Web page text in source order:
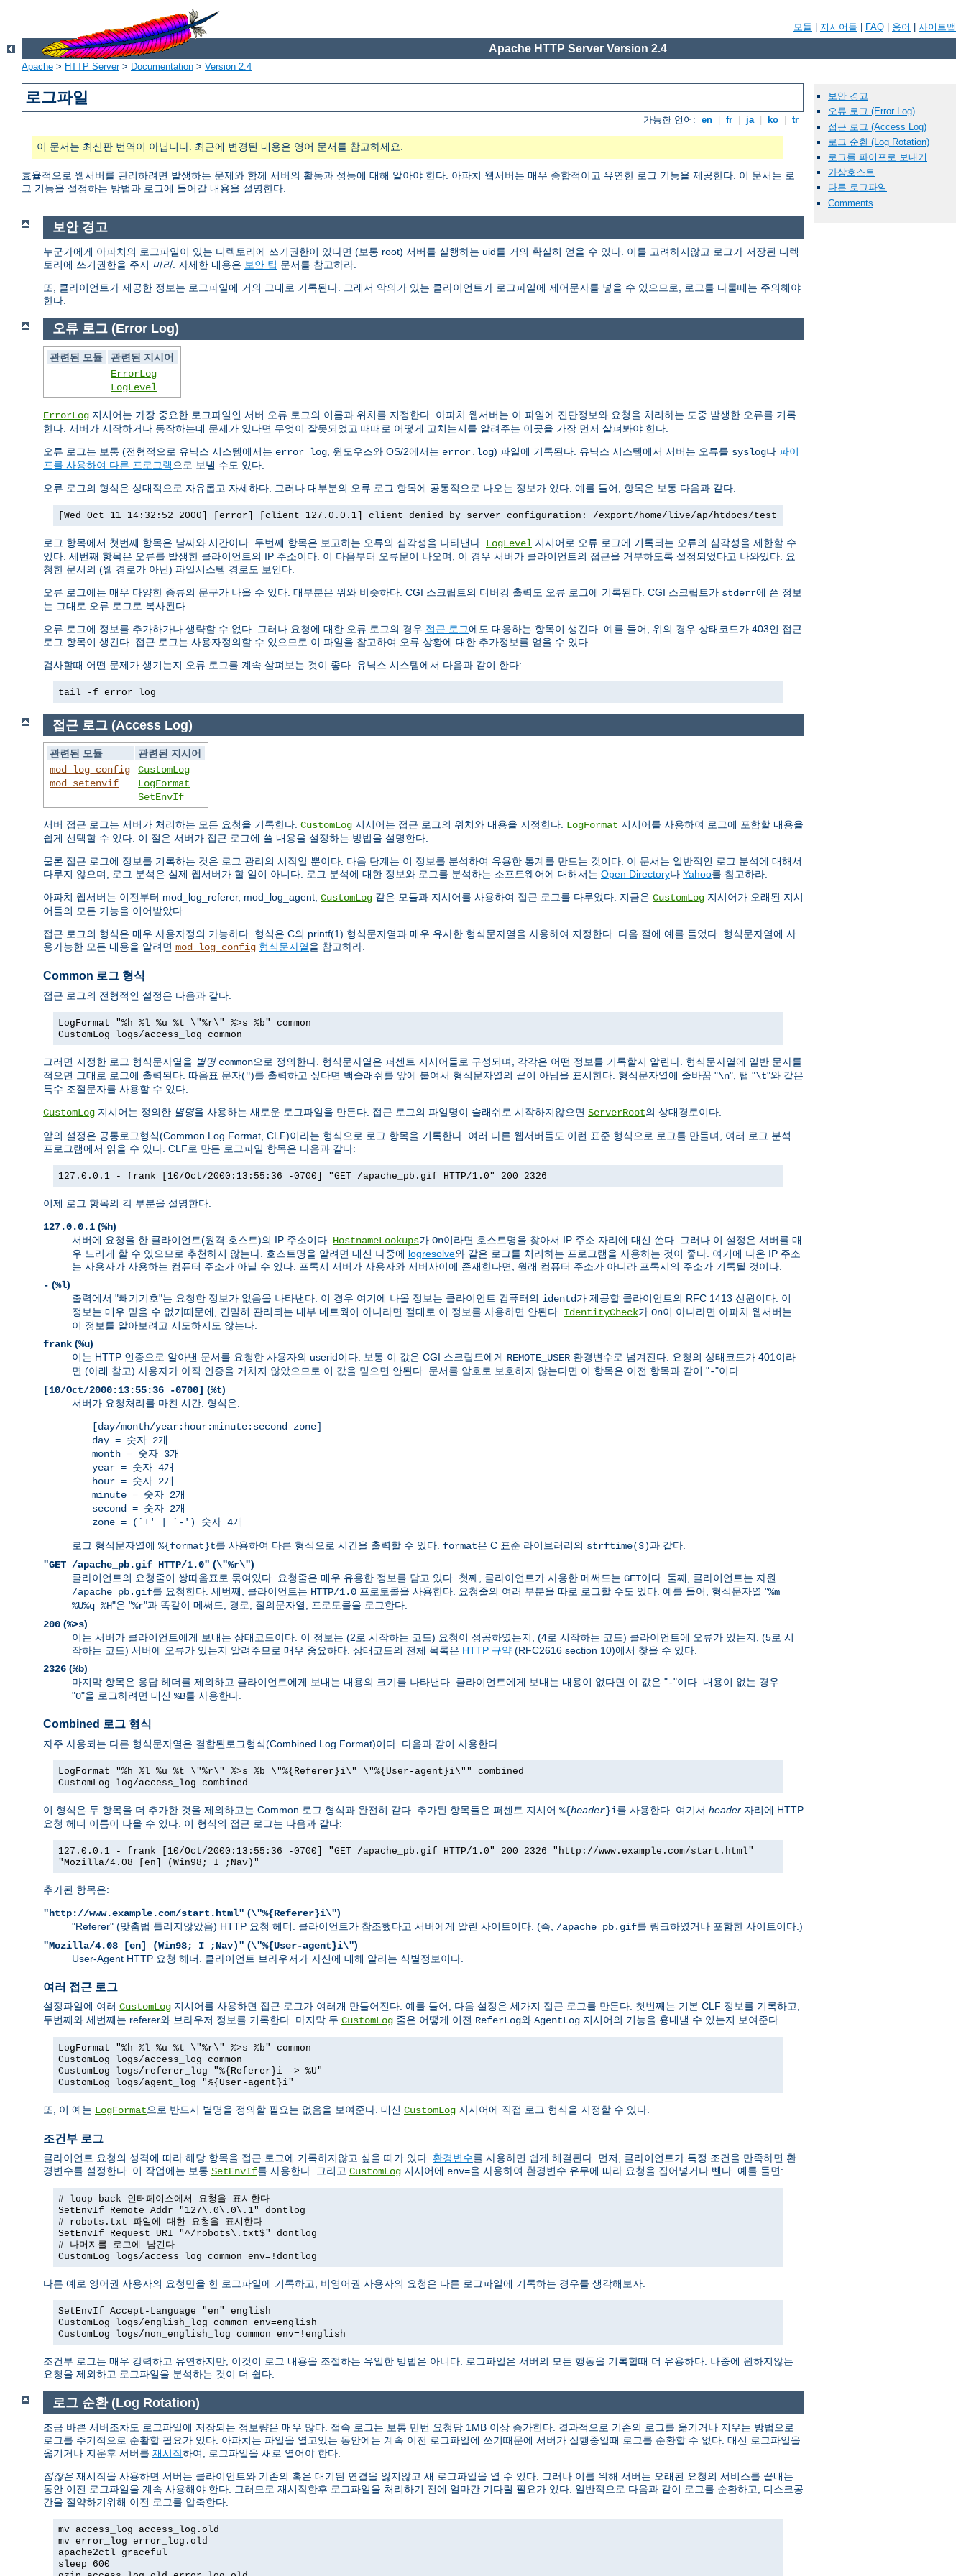
모듈 지시어들 FAQ 용어 사이트맵
Apache HTTP Server Version 2.4
Apache > HTTP Server> Documentation > Version 2.4
로그파일
가능한 언어: en fr ja ko tr
이 문서는 최신판 번역이 아닙니다. 최근에 변경된 내용은 영어 문서를 참고하세요.
효율적으로 웹서버를 관리하려면 발생하는 문제와 함께 서버의 활동과 성능에 대해 알아야 한다. 아파치 웹서버는 매우 종합적이고 유연한 로그 기능을 제공한다. 이 문서는 로
그 기능을 설정하는 방법과 로그에 들어갈 내용을 설명한다.
보안 경고
오류 로그 (Error Log)
접근 로그 (Access Log)
로그 순환 (Log Rotation)
로그를 파이프로 보내기
가상호스트
다른 로그파일
Comments
보안 경고
누군가에게 아파치의 로그파일이 있는 디렉토리에 쓰기권한이 있다면 (보통 root) 서버를 실행하는 uid를 거의 확실히 얻을 수 있다. 이를 고려하지않고 로그가 저장된 디렉
토리에 쓰기권한을 주지 마라. 자세한 내용은 보안 팁 문서를 참고하라.
또, 클라이언트가 제공한 정보는 로그파일에 거의 그대로 기록된다. 그래서 악의가 있는 클라이언트가 로그파일에 제어문자를 넣을 수 있으므로, 로그를 다룰때는 주의해야
한다.
오류 로그 (Error Log)
관련된 모듈
관련된 지시어
ErrorLog
LogLevel
ErrorLog 지시어는 가장 중요한 로그파일인 서버 오류 로그의 이름과 위치를 지정한다. 아파치 웹서버는 이 파일에 진단정보와 요청을 처리하는 도중 발생한 오류를 기록
한다. 서버가 시작하거나 동작하는데 문제가 있다면 무엇이 잘못되었고 때때로 어떻게 고치는지를 알려주는 이곳을 가장 먼저 살펴봐야 한다.
오류 로그는 보통 (전형적으로 유닉스 시스템에서는 error_log , 윈도우즈와 OS/2에서는 error.log) 파일에 기록된다. 유닉스 시스템에서 서버는 오류를 syslog나 파이
프를 사용하여 다른 프로그램 으로 보낼 수도 있다.
오류 로그의 형식은 상대적으로 자유롭고 자세하다. 그러나 대부분의 오류 로그 항목에 공통적으로 나오는 정보가 있다. 예를 들어, 항목은 보통 다음과 같다.
[Wed Oct 11 14:32:52 2000] [error] [client 127.0.0.1] client denied by server configuration: /export/home/live/ap/htdocs/test
로그 항목에서 첫번째 항목은 날짜와 시간이다. 두번째 항목은 보고하는 오류의 심각성을 나타낸다. LogLevel 지시어로 오류 로그에 기록되는 오류의 심각성을 제한할 수
있다. 세번째 항목은 오류를 발생한 클라이언트의 IP 주소이다. 이 다음부터 오류문이 나오며, 이 경우 서버가 클라이언트의 접근을 거부하도록 설정되었다고 나와있다. 요
청한 문서의 (웹 경로가 아닌) 파일시스템 경로도 보인다.
오류 로그에는 매우 다양한 종류의 문구가 나올 수 있다. 대부분은 위와 비슷하다. CGI 스크립트의 디버깅 출력도 오류 로그에 기록된다. CGI 스크립트가 stderr에 쓴 정보
는 그대로 오류 로그로 복사된다.
오류 로그에 정보를 추가하가나 생략할 수 없다. 그러나 요청에 대한 오류 로그의 경우 접근 로그에도 대응하는 항목이 생긴다. 예를 들어, 위의 경우 상태코드가 403인 접근
로그 항목이 생긴다. 접근 로그는 사용자정의할 수 있으므로 이 파일을 참고하여 오류 상황에 대한 추가정보를 얻을 수 있다.
검사할때 어떤 문제가 생기는지 오류 로그를 계속 살펴보는 것이 좋다. 유닉스 시스템에서 다음과 같이 한다:
tail -f error_log
접근 로그 (Access Log)
관련된 모듈
관련된 지시어
mod_log_config
mod_setenvif
CustomLog
LogFormat
SetEnvIf
서버 접근 로그는 서버가 처리하는 모든 요청을 기록한다. CustomLog 지시어는 접근 로그의 위치와 내용을 지정한다. LogFormat 지시어를 사용하여 로그에 포함할 내용을
쉽게 선택할 수 있다. 이 절은 서버가 접근 로그에 쓸 내용을 설정하는 방법을 설명한다.
물론 접근 로그에 정보를 기록하는 것은 로그 관리의 시작일 뿐이다. 다음 단계는 이 정보를 분석하여 유용한 통계를 만드는 것이다. 이 문서는 일반적인 로그 분석에 대해서
다루지 않으며, 로그 분석은 실제 웹서버가 할 일이 아니다. 로그 분석에 대한 정보와 로그를 분석하는 소프트웨어에 대해서는 Open Directory나 Yahoo를 참고하라.
아파치 웹서버는 이전부터 mod_log_referer, mod_log_agent, CustomLog 같은 모듈과 지시어를 사용하여 접근 로그를 다루었다. 지금은 CustomLog 지시어가 오래된 지시
어들의 모든 기능을 이어받았다.
접근 로그의 형식은 매우 사용자정의 가능하다. 형식은 C의 printf(1) 형식문자열과 매우 유사한 형식문자열을 사용하여 지정한다. 다음 절에 예를 들었다. 형식문자열에 사
용가능한 모든 내용을 알려면 mod_log_config 형식문자열을 참고하라.
Common 로그 형식
접근 로그의 전형적인 설정은 다음과 같다.
LogFormat "%h %l %u %t \"%r\" %>s %b" common
CustomLog logs/access_log common
그러면 지정한 로그 형식문자열을 별명 common으로 정의한다. 형식문자열은 퍼센트 지시어들로 구성되며, 각각은 어떤 정보를 기록할지 알린다. 형식문자열에 일반 문자를
적으면 그대로 로그에 출력된다. 따옴표 문자(")를 출력하고 싶다면 백슬래쉬를 앞에 붙여서 형식문자열의 끝이 아님을 표시한다. 형식문자열에 줄바꿈 "\n", 탭 "\t"와 같은
특수 조절문자를 사용할 수 있다.
CustomLog 지시어는 정의한 별명을 사용하는 새로운 로그파일을 만든다. 접근 로그의 파일명이 슬래쉬로 시작하지않으면 ServerRoot의 상대경로이다.
앞의 설정은 공통로그형식(Common Log Format, CLF)이라는 형식으로 로그 항목을 기록한다. 여러 다른 웹서버들도 이런 표준 형식으로 로그를 만들며, 여러 로그 분석
프로그램에서 읽을 수 있다. CLF로 만든 로그파일 항목은 다음과 같다:
127.0.0.1 - frank [10/Oct/2000:13:55:36 -0700] "GET /apache_pb.gif HTTP/1.0" 200 2326
이제 로그 항목의 각 부분을 설명한다.
127.0.0.1 (%h)
서버에 요청을 한 클라이언트(원격 호스트)의 IP 주소이다. HostnameLookups가 On이라면 호스트명을 찾아서 IP 주소 자리에 대신 쓴다. 그러나 이 설정은 서버를 매
우 느리게 할 수 있으므로 추천하지 않는다. 호스트명을 알려면 대신 나중에 logresolve와 같은 로그를 처리하는 프로그램을 사용하는 것이 좋다. 여기에 나온 IP 주소
는 사용자가 사용하는 컴퓨터 주소가 아닐 수 있다. 프록시 서버가 사용자와 서버사이에 존재한다면, 원래 컴퓨터 주소가 아니라 프록시의 주소가 기록될 것이다.
- (%l)
출력에서 "빼기기호"는 요청한 정보가 없음을 나타낸다. 이 경우 여기에 나올 정보는 클라이언트 컴퓨터의 identd가 제공할 클라이언트의 RFC 1413 신원이다. 이
정보는 매우 믿을 수 없기때문에, 긴밀히 관리되는 내부 네트웍이 아니라면 절대로 이 정보를 사용하면 안된다. IdentityCheck가 On이 아니라면 아파치 웹서버는
이 정보를 알아보려고 시도하지도 않는다.
frank (%u)
이는 HTTP 인증으로 알아낸 문서를 요청한 사용자의 userid이다. 보통 이 값은 CGI 스크립트에게 REMOTE_USER 환경변수로 넘겨진다. 요청의 상태코드가 401이라
면 (아래 참고) 사용자가 아직 인증을 거치지 않았으므로 이 값을 믿으면 안된다. 문서를 암호로 보호하지 않는다면 이 항목은 이전 항목과 같이 "-"이다.
[10/Oct/2000:13:55:36 -0700] (%t)
서버가 요청처리를 마친 시간. 형식은:
[day/month/year:hour:minute:second zone]
day = 숫자 2개
month = 숫자 3개
year = 숫자 4개
hour = 숫자 2개
minute = 숫자 2개
second = 숫자 2개
zone = (`+' | `-') 숫자 4개
로그 형식문자열에 %{format}t를 사용하여 다른 형식으로 시간을 출력할 수 있다. format은 C 표준 라이브러리의 strftime(3)과 같다.
"GET /apache_pb.gif HTTP/1.0" (\"%r\")
클라이언트의 요청줄이 쌍따옴표로 묶여있다. 요청줄은 매우 유용한 정보를 담고 있다. 첫째, 클라이언트가 사용한 메써드는 GET이다. 둘째, 클라이언트는 자원
/apache_pb.gif를 요청한다. 세번째, 클라이언트는 HTTP/1.0 프로토콜을 사용한다. 요청줄의 여러 부분을 따로 로그할 수도 있다. 예를 들어, 형식문자열 "%m
%U%q %H"은 "%r"과 똑같이 메써드, 경로, 질의문자열, 프로토콜을 로그한다.
200 (%>s)
이는 서버가 클라이언트에게 보내는 상태코드이다. 이 정보는 (2로 시작하는 코드) 요청이 성공하였는지, (4로 시작하는 코드) 클라이언트에 오류가 있는지, (5로 시
작하는 코드) 서버에 오류가 있는지 알려주므로 매우 중요하다. 상태코드의 전체 목록은 HTTP 규약 (RFC2616 section 10)에서 찾을 수 있다.
2326 (%b)
마지막 항목은 응답 헤더를 제외하고 클라이언트에게 보내는 내용의 크기를 나타낸다. 클라이언트에게 보내는 내용이 없다면 이 값은 "-"이다. 내용이 없는 경우
"0"을 로그하려면 대신 %B를 사용한다.
Combined 로그 형식
자주 사용되는 다른 형식문자열은 결합된로그형식(Combined Log Format)이다. 다음과 같이 사용한다.
LogFormat "%h %l %u %t \"%r\" %>s %b \"%{Referer}i\" \"%{User-agent}i\"" combined
CustomLog log/access_log combined
이 형식은 두 항목을 더 추가한 것을 제외하고는 Common 로그 형식과 완전히 같다. 추가된 항목들은 퍼센트 지시어 %{header}i를 사용한다. 여기서 header 자리에 HTTP
요청 헤더 이름이 나올 수 있다. 이 형식의 접근 로그는 다음과 같다:
127.0.0.1 - frank [10/Oct/2000:13:55:36 -0700] "GET /apache_pb.gif HTTP/1.0" 200 2326 "http://www.example.com/start.html"
"Mozilla/4.08 [en] (Win98; I ;Nav)"
추가된 항목은:
"http://www.example.com/start.html" (\"%{Referer}i\")
"Referer" (맞춤법 틀리지않았음) HTTP 요청 헤더. 클라이언트가 참조했다고 서버에게 알린 사이트이다. (즉, /apache_pb.gif를 링크하였거나 포함한 사이트이다.)
"Mozilla/4.08 [en] (Win98; I ;Nav)" (\"%{User-agent}i\")
User-Agent HTTP 요청 헤더. 클라이언트 브라우저가 자신에 대해 알리는 식별정보이다.
여러 접근 로그
설정파일에 여러 CustomLog 지시어를 사용하면 접근 로그가 여러개 만들어진다. 예를 들어, 다음 설정은 세가지 접근 로그를 만든다. 첫번째는 기본 CLF 정보를 기록하고,
두번째와 세번째는 referer와 브라우저 정보를 기록한다. 마지막 두 CustomLog 줄은 어떻게 이전 ReferLog와 AgentLog 지시어의 기능을 흉내낼 수 있는지 보여준다.
LogFormat "%h %l %u %t \"%r\" %>s %b" common
CustomLog logs/access_log common
CustomLog logs/referer_log "%{Referer}i -> %U"
CustomLog logs/agent_log "%{User-agent}i"
또, 이 예는 LogFormat으로 반드시 별명을 정의할 필요는 없음을 보여준다. 대신 CustomLog 지시어에 직접 로그 형식을 지정할 수 있다.
조건부 로그
클라이언트 요청의 성격에 따라 해당 항목을 접근 로그에 기록하지않고 싶을 때가 있다. 환경변수를 사용하면 쉽게 해결된다. 먼저, 클라이언트가 특정 조건을 만족하면 환
경변수를 설정한다. 이 작업에는 보통 SetEnvIf를 사용한다. 그리고 CustomLog 지시어에 env=을 사용하여 환경변수 유무에 따라 요청을 집어넣거나 뺀다. 예를 들면:
# loop-back 인터페이스에서 요청을 표시한다
SetEnvIf Remote_Addr "127\.0\.0\.1" dontlog
# robots.txt 파일에 대한 요청을 표시한다
SetEnvIf Request_URI "^/robots\.txt$" dontlog
# 나머지를 로그에 남긴다
CustomLog logs/access_log common env=!dontlog
다른 예로 영어권 사용자의 요청만을 한 로그파일에 기록하고, 비영어권 사용자의 요청은 다른 로그파일에 기록하는 경우를 생각해보자.
SetEnvIf Accept-Language "en" english
CustomLog logs/english_log common env=english
CustomLog logs/non_english_log common env=!english
조건부 로그는 매우 강력하고 유연하지만, 이것이 로그 내용을 조절하는 유일한 방법은 아니다. 로그파일은 서버의 모든 행동을 기록할때 더 유용하다. 나중에 원하지않는
요청을 제외하고 로그파일을 분석하는 것이 더 쉽다.
로그 순환 (Log Rotation)
조금 바쁜 서버조차도 로그파일에 저장되는 정보량은 매우 많다. 접속 로그는 보통 만번 요청당 1MB 이상 증가한다. 결과적으로 기존의 로그를 옮기거나 지우는 방법으로
로그를 주기적으로 순활할 필요가 있다. 아파치는 파일을 열고있는 동안에는 계속 이전 로그파일에 쓰기때문에 서버가 실행중일때 로그를 순환할 수 없다. 대신 로그파일을
옮기거나 지운후 서버를 재시작하여, 로그파일을 새로 열어야 한다.
점잖은 재시작을 사용하면 서버는 클라이언트와 기존의 혹은 대기된 연결을 잃지않고 새 로그파일을 열 수 있다. 그러나 이를 위해 서버는 오래된 요청의 서비스를 끝내는
동안 이전 로그파일을 계속 사용해야 한다. 그러므로 재시작한후 로그파일을 처리하기 전에 얼마간 기다릴 필요가 있다. 일반적으로 다음과 같이 로그를 순환하고, 디스크공
간을 절약하기위해 이전 로그를 압축한다:
mv access_log access_log.old
mv error_log error_log.old
apache2ctl graceful
sleep 600